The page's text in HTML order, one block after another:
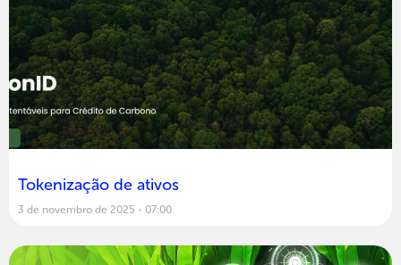
Tokenização de ativos
3 de novembro de 2025 07:00